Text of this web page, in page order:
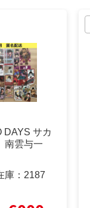
DAYS サカ
南雲与一
： 2187